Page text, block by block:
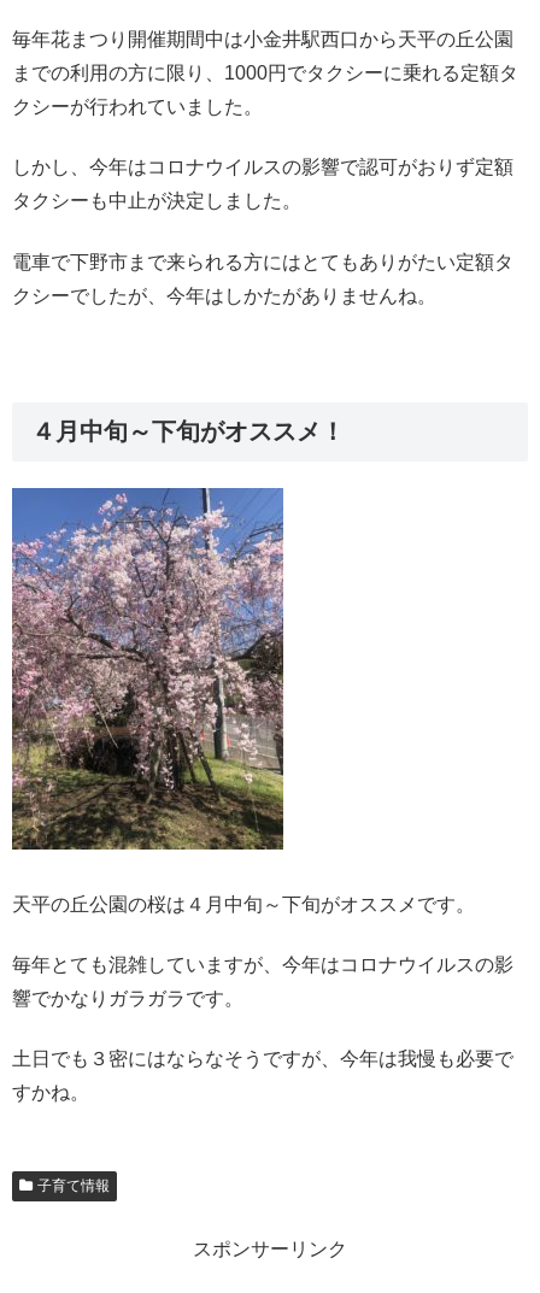
毎年花まつり開催期間中は小金井駅西口から天平の丘公園
までの利用の方に限り、1000円でタクシーに乗れる定額タ
クシーが行われていました。
しかし、今年はコロナウイルスの影響で認可がおりず定額
タクシーも中止が決定しました。
電車で下野市まで来られる方にはとてもありがたい定額タ
クシーでしたが、今年はしかたがありませんね。
４月中旬～下旬がオススメ！
天平の丘公園の桜は４月中旬～下旬がオススメです。
毎年とても混雑していますが、今年はコロナウイルスの影
響でかなりガラガラです。
土日でも３密にはならなそうですが、今年は我慢も必要で
すかね。
子育て情報
スポンサーリンク